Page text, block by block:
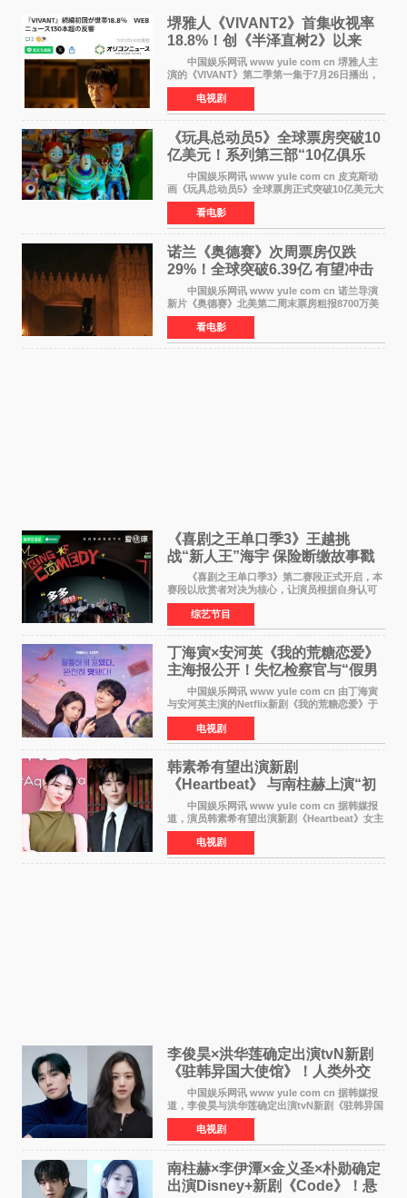
堺雅人《VIVANT2》首集收视率
18.8%！创《半泽直树2》以来
TBS周日剧场最高开局
中国娱乐网讯 www yule com cn 堺雅人主
演的《VIVANT》第二季第一集于7月26日播出，
首集收视率高达18 8%，成为自2020年《半泽直
树2》首集22%以来，TBS周日剧场最高开播收视
纪录。 考虑到
电视剧
《玩具总动员5》全球票房突破10
亿美元！系列第三部“10亿俱乐
部”达成
中国娱乐网讯 www yule com cn 皮克斯动
画《玩具总动员5》全球票房正式突破10亿美元大
关。截至上周末，该片全球累计票房已达10 22亿
美元，其中北美市场贡献4 48亿美元，中国内地
票房达2 82
看电影
诺兰《奥德赛》次周票房仅跌
29%！全球突破6.39亿 有望冲击
13亿成诺兰最卖座电影
中国娱乐网讯 www yule com cn 诺兰导演
新片《奥德赛》北美第二周末票房粗报8700万美
元（周五至周日：2600万&rarr;3460万
&rarr;2640万），较首周1 24亿美元仅下跌29
6%，走势极为强劲，远超
看电影
《喜剧之王单口季3》王越挑
战“新人王”海宇 保险断缴故事戳
中生活痛点
《喜剧之王单口季3》第二赛段正式开启，本
赛段以欣赏者对决为核心，让演员根据自身认可
选择对手，在作品碰撞中完成一次喜剧创作者之
间的交流。这里有实力相当的正面对抗，也有老
朋友、老对手之
综艺节目
丁海寅×安河英《我的荒糖恋爱》
主海报公开！失忆检察官与“假男
友”同居罗曼史来
中国娱乐网讯 www yule com cn 由丁海寅
与安河英主演的Netflix新剧《我的荒糖恋爱》于
近日公开主海报，正式进入开播倒计时。 海
报中，两人并肩站在充满怀旧气息的九津麦芽村
街道上，丁
电视剧
韩素希有望出演新剧
《Heartbeat》 与南柱赫上演“初
恋归来”奇幻罗曼史
中国娱乐网讯 www yule com cn 据韩媒报
道，演员韩素希有望出演新剧《Heartbeat》女主
角，与南柱赫合作，引发高度关注。 韩素希
在剧中饰演能够看到过去的女人洪莎朗一角，因
初恋的意外
电视剧
李俊昊×洪华莲确定出演tvN新剧
《驻韩异国大使馆》！人类外交
官与“龙”大使的奇幻
中国娱乐网讯 www yule com cn 据韩媒报
道，李俊昊与洪华莲确定出演tvN新剧《驻韩异国
大使馆》，分别担任男女主角，引发期待。
该剧讲述了一位因管理驻韩异国大使馆（负责管
理居住在大韩
电视剧
南柱赫×李伊潭×金义圣×朴勋确定
出演Disney+新剧《Code》！悬